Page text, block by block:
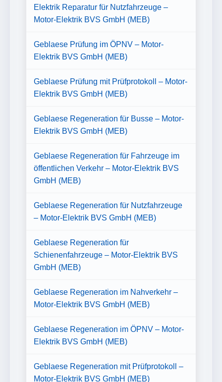
Elektrik Reparatur für Nutzfahrzeuge –
Motor-Elektrik BVS GmbH (MEB)
Geblaese Prüfung im ÖPNV – Motor-
Elektrik BVS GmbH (MEB)
Geblaese Prüfung mit Prüfprotokoll – Motor-
Elektrik BVS GmbH (MEB)
Geblaese Regeneration für Busse – Motor-
Elektrik BVS GmbH (MEB)
Geblaese Regeneration für Fahrzeuge im
öffentlichen Verkehr – Motor-Elektrik BVS
GmbH (MEB)
Geblaese Regeneration für Nutzfahrzeuge
– Motor-Elektrik BVS GmbH (MEB)
Geblaese Regeneration für
Schienenfahrzeuge – Motor-Elektrik BVS
GmbH (MEB)
Geblaese Regeneration im Nahverkehr –
Motor-Elektrik BVS GmbH (MEB)
Geblaese Regeneration im ÖPNV – Motor-
Elektrik BVS GmbH (MEB)
Geblaese Regeneration mit Prüfprotokoll –
Motor-Elektrik BVS GmbH (MEB)